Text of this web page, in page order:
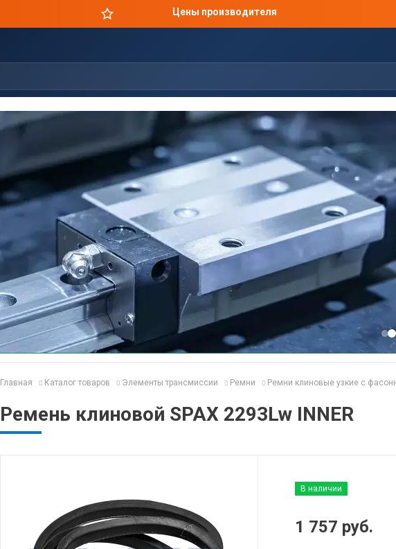
Цены производителя
Главная Каталог товаров Элементы трансмиссии Ремни Ремни клиновые узкие с
Ремень клиновой SPAX 2293Lw INNER
В наличии
1 757 руб.